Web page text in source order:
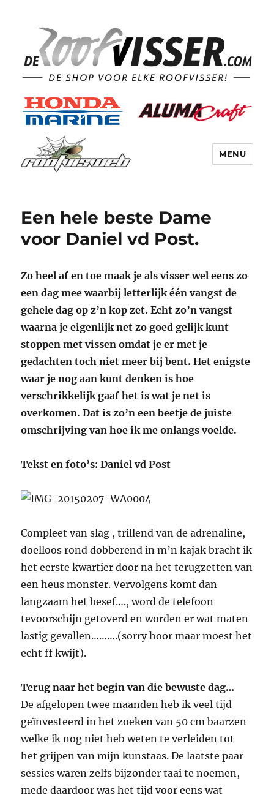
MENU
Een hele beste Dame
voor Daniel vd Post.
Zo heel af en toe maak je als visser wel eens zo
een dag mee waarbij letterlijk één vangst de
gehele dag op z’n kop zet. Echt zo’n vangst
waarna je eigenlijk net zo goed gelijk kunt
stoppen met vissen omdat je er met je
gedachten toch niet meer bij bent. Het enigste
waar je nog aan kunt denken is hoe
verschrikkelijk gaaf het is wat je net is
overkomen. Dat is zo’n een beetje de juiste
omschrijving van hoe ik me onlangs voelde.
Tekst en foto’s: Daniel vd Post
Compleet van slag , trillend van de adrenaline,
doelloos rond dobberend in m’n kajak bracht ik
het eerste kwartier door na het terugzetten van
een heus monster. Vervolgens komt dan
langzaam het besef…., word de telefoon
tevoorschijn getoverd en worden er wat maten
lastig gevallen……….(sorry hoor maar moest het
echt ff kwijt).
Terug naar het begin van die bewuste dag…
De afgelopen twee maanden heb ik veel tijd
geïnvesteerd in het zoeken van 50 cm baarzen
welke ik nog niet heb weten te verleiden tot
het grijpen van mijn kunstaas. De laatste paar
sessies waren zelfs bijzonder taai te noemen,
mede daardoor was het tijd voor eens wat